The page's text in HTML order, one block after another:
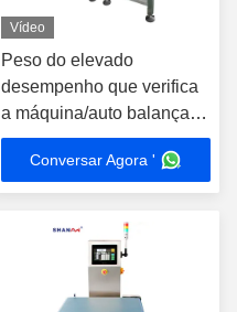
Vídeo
Peso do elevado
desempenho que verifica
a máquina/auto balança
de controlo da correia
transportadora
Conversar Agora '